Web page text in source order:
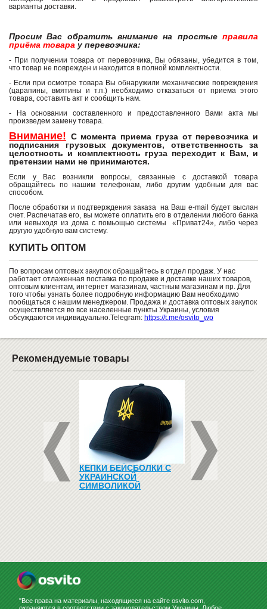
варианты доставки.
Просим Вас обратить внимание на простые правила
приёма товара у перевозчика:
- При получении товара от перевозчика, Вы обязаны, убедится в том,
что товар не поврежден и находится в полной комплектности.
- Если при осмотре товара Вы обнаружили механические повреждения
(царапины, вмятины и т.п.) необходимо отказаться от приема этого
товара, составить акт и сообщить нам.
- На основании составленного и предоставленного Вами акта мы
произведем замену товара.
Внимание! С момента приема груза от перевозчика и
подписания грузовых документов, ответственность за
целостность и комплектность груза переходит к Вам, и
претензии нами не принимаются.
Если у Вас возникли вопросы, связанные с доставкой товара
обращайтесь по нашим телефонам, либо другим удобным для вас
способом.
После обработки и подтверждения заказа на Ваш e-mail будет выслан
счет. Распечатав его, вы можете оплатить его в отделении любого банка
или невыходя из дома с помьощью системы «Приват24», либо через
другую удобную вам систему.
КУПИТЬ ОПТОМ
По вопросам оптовых закупок обращайтесь в отдел продаж. У нас
работает отлаженная поставка по продаже и доставке наших товаров,
оптовым клиентам, интернет магазинам, частным магазинам и пр. Для
того чтобы узнать более подробную информацию Вам необходимо
пообщаться с нашим менеджером. Продажа и доставка оптовых закупок
осуществляется во все населенные пункты Украины, условия
обсуждаются индивидуально.Telegram: https://t.me/osvito_wp
Рекомендуемые товары
КЕПКИ БЕЙСБОЛКИ С
УКРАИНСКОЙ
СИМВОЛИКОЙ
НАБОР
ЗАКРУГЛЕННЫМИ
"Все права на материалы, находящиеся на сайте osvito.com,